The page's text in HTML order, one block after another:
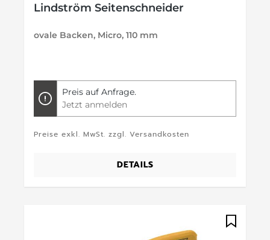
Lindström Seitenschneider
ovale Backen, Micro, 110 mm
Preis auf Anfrage.
Jetzt anmelden
Preise exkl. MwSt. zzgl. Versandkosten
DETAILS